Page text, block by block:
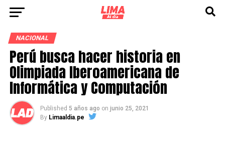
NACIONAL
Perú busca hacer historia en
Olimpiada Iberoamericana de
Informática y Computación
Published 5 años ago on junio 25, 2021
By Limaaldia.pe